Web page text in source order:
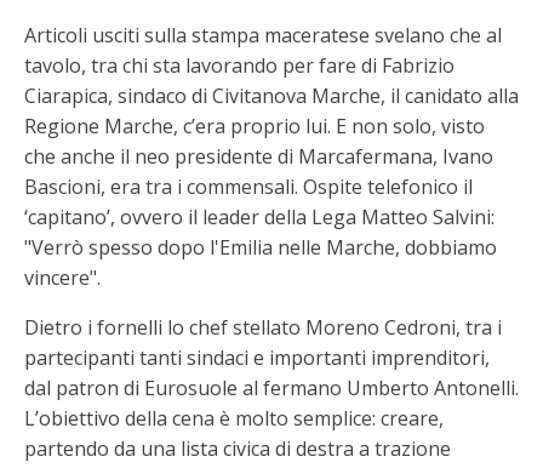
Articoli usciti sulla stampa maceratese svelano che al
tavolo, tra chi sta lavorando per fare di Fabrizio
Ciarapica, sindaco di Civitanova Marche, il canidato alla
Regione Marche, c’era proprio lui. E non solo, visto
che anche il neo presidente di Marcafermana, Ivano
Bascioni, era tra i commensali. Ospite telefonico il
‘capitano’, ovvero il leader della Lega Matteo Salvini:
"Verrò spesso dopo l'Emilia nelle Marche, dobbiamo
vincere".
Dietro i fornelli lo chef stellato Moreno Cedroni, tra i
partecipanti tanti sindaci e importanti imprenditori,
dal patron di Eurosuole al fermano Umberto Antonelli.
L’obiettivo della cena è molto semplice: creare,
partendo da una lista civica di destra a trazione